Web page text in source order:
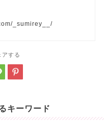
_sumirey__/
アする
キーワード